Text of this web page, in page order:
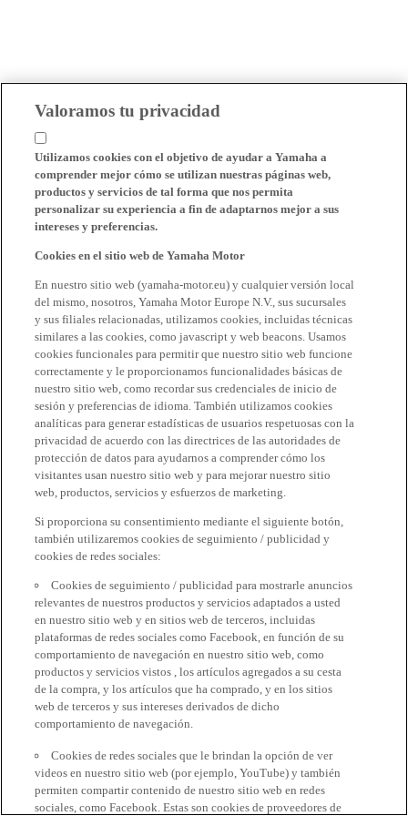
Valoramos tu privacidad
Utilizamos cookies con el objetivo de ayudar a Yamaha a
comprender mejor cómo se utilizan nuestras páginas web,
productos y servicios de tal forma que nos permita
personalizar su experiencia a fin de adaptarnos mejor a sus
intereses y preferencias.
Cookies en el sitio web de Yamaha Motor
En nuestro sitio web (yamaha-motor.eu) y cualquier versión local
del mismo, nosotros, Yamaha Motor Europe N.V., sus sucursales
y sus filiales relacionadas, utilizamos cookies, incluidas técnicas
similares a las cookies, como javascript y web beacons. Usamos
cookies funcionales para permitir que nuestro sitio web funcione
correctamente y le proporcionamos funcionalidades básicas de
nuestro sitio web, como recordar sus credenciales de inicio de
sesión y preferencias de idioma. También utilizamos cookies
analíticas para generar estadísticas de usuarios respetuosas con la
privacidad de acuerdo con las directrices de las autoridades de
protección de datos para ayudarnos a comprender cómo los
visitantes usan nuestro sitio web y para mejorar nuestro sitio
web, productos, servicios y esfuerzos de marketing.
Si proporciona su consentimiento mediante el siguiente botón,
también utilizaremos cookies de seguimiento / publicidad y
cookies de redes sociales:
Cookies de seguimiento / publicidad para mostrarle anuncios
relevantes de nuestros productos y servicios adaptados a usted
en nuestro sitio web y en sitios web de terceros, incluidas
plataformas de redes sociales como Facebook, en función de su
comportamiento de navegación en nuestro sitio web, como
productos y servicios vistos , los artículos agregados a su cesta
de la compra, y los artículos que ha comprado, y en los sitios
web de terceros y sus intereses derivados de dicho
comportamiento de navegación.
Cookies de redes sociales que le brindan la opción de ver
videos en nuestro sitio web (por ejemplo, YouTube) y también
permiten compartir contenido de nuestro sitio web en redes
sociales, como Facebook. Estas son cookies de proveedores de